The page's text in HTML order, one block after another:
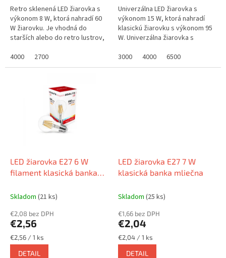
Retro sklenená LED žiarovka s
výkonom 8 W, ktorá nahradí 60
W žiarovku. Je vhodná do
starších alebo do retro lustrov,
plastové LED žiarovky a svojim...
4000 2700
Univerzálna LED žiarovka s
výkonom 15 W, ktorá nahradí
klasickú žiarovku s výkonom 95
W. Univerzálna žiarovka s
akéhokoľvek priestoru a
svietidla.
3000 4000 6500
LED žiarovka E27 6 W
filament klasická banka
Skladom (21 ks)
€2,08 bez DPH
€2,56
Jednotková
cena:
€2,56 / 1 ks
DETAIL
LED žiarovka E27 7 W
klasická banka mliečna
Skladom (25 ks)
€1,66 bez DPH
€2,04
Jednotková
cena:
€2,04 / 1 ks
DETAIL